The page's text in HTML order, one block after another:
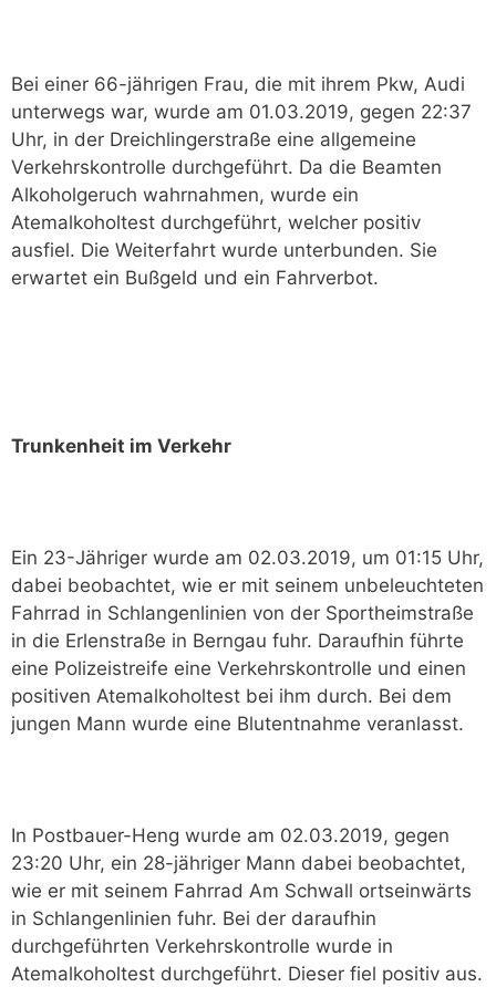
Bei einer 66-jährigen Frau, die mit ihrem Pkw, Audi
unterwegs war, wurde am 01.03.2019, gegen 22:37
Uhr, in der Dreichlingerstraße eine allgemeine
Verkehrskontrolle durchgeführt. Da die Beamten
Alkoholgeruch wahrnahmen, wurde ein
Atemalkoholtest durchgeführt, welcher positiv
ausfiel. Die Weiterfahrt wurde unterbunden. Sie
erwartet ein Bußgeld und ein Fahrverbot.
Trunkenheit im Verkehr
Ein 23-Jähriger wurde am 02.03.2019, um 01:15 Uhr,
dabei beobachtet, wie er mit seinem unbeleuchteten
Fahrrad in Schlangenlinien von der Sportheimstraße
in die Erlenstraße in Berngau fuhr. Daraufhin führte
eine Polizeistreife eine Verkehrskontrolle und einen
positiven Atemalkoholtest bei ihm durch. Bei dem
jungen Mann wurde eine Blutentnahme veranlasst.
In Postbauer-Heng wurde am 02.03.2019, gegen
23:20 Uhr, ein 28-jähriger Mann dabei beobachtet,
wie er mit seinem Fahrrad Am Schwall ortseinwärts
in Schlangenlinien fuhr. Bei der daraufhin
durchgeführten Verkehrskontrolle wurde in
Atemalkoholtest durchgeführt. Dieser fiel positiv aus.